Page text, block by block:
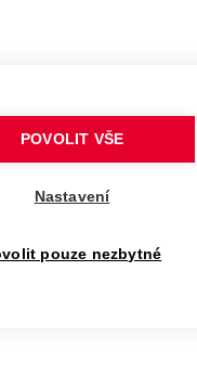
POVOLIT VŠE
Nastavení
pouze nezbytné